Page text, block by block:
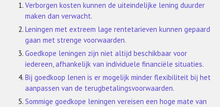
Verborgen kosten kunnen de uiteindelijke lening duurder
maken dan verwacht.
Leningen met extreem lage rentetarieven kunnen gepaard
gaan met strenge voorwaarden.
Goedkope leningen zijn niet altijd beschikbaar voor
iedereen, afhankelijk van individuele financiële situaties.
Bij goedkoop lenen is er mogelijk minder flexibiliteit bij het
aanpassen van de terugbetalingsvoorwaarden.
Sommige goedkope leningen vereisen een hoge mate van